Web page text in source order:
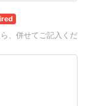
、併せてご記入くだ